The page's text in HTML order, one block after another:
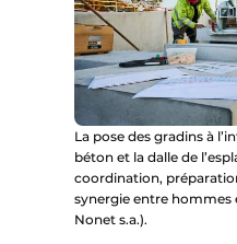
Software
Techniques ferroviaires
Travaux ferroviaires
La pose des gradins à
béton et la dalle de
coordination,
synergie entre hommes
Nonet s.a.).